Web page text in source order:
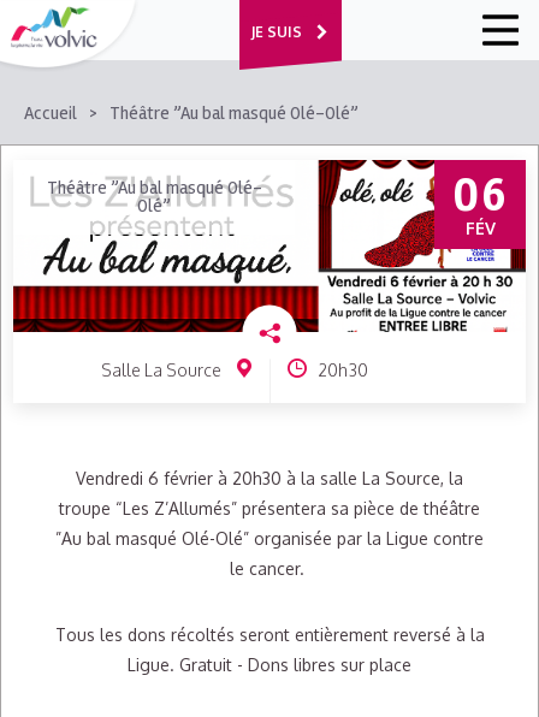
JE SUIS
FIL
D'ARIANE
Accueil Théâtre ”Au bal masqué Olé-Olé”
Théâtre ”Au bal masqué Olé-
Olé”
06
FÉV
Salle La Source 20h30
Vendredi 6 février à 20h30 à la salle La Source, la
troupe “Les Z’Allumés” présentera sa pièce de théâtre
”Au bal masqué Olé-Olé” organisée par la Ligue contre
le cancer.
Tous les dons récoltés seront entièrement reversé à la
Ligue. Gratuit - Dons libres sur place